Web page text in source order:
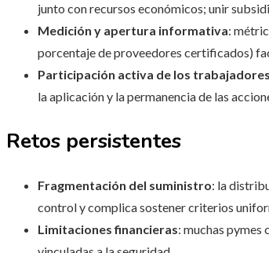
junto con recursos económicos; unir
Medición y apertura informativa:
porcentaje de proveedores certificados)
Participación activa de los trabajadores
la aplicación y la permanencia de las
Retos persistentes
Fragmentación del suministro: la
control y complica sostener criterios
Limitaciones financieras: muchas pymes